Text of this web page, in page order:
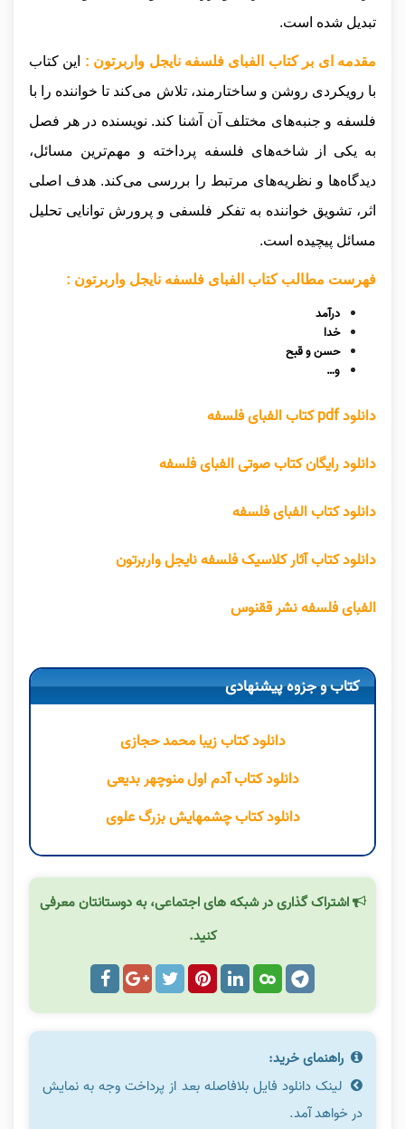
تبدیل شده است.
مقدمه ای بر کتاب الفبای فلسفه نایجل واربرتون : این کتاب
با رویکردی روشن و ساختارمند، تلاش می‌کند تا خواننده را با
فلسفه و جنبه‌های مختلف آن آشنا کند. نویسنده در هر فصل
به یکی از شاخه‌های فلسفه پرداخته و مهم‌ترین مسائل،
دیدگاه‌ها و نظریه‌های مرتبط را بررسی می‌کند. هدف اصلی
اثر، تشویق خواننده به تفکر فلسفی و پرورش توانایی تحلیل
مسائل پیچیده است.
فهرست مطالب کتاب الفبای فلسفه نایجل واربرتون :
درآمد
خدا
حسن و قبح
و…
دانلود pdf کتاب الفبای فلسفه
دانلود رایگان کتاب صوتی الفبای فلسفه
دانلود کتاب الفبای فلسفه
دانلود کتاب آثار کلاسیک فلسفه نایجل واربرتون
الفبای فلسفه نشر ققنوس
کتاب و جزوه پیشنهادی
دانلود کتاب زیبا محمد حجازی
دانلود کتاب آدم اول منوچهر بدیعی
دانلود کتاب چشمهایش بزرگ علوی
اشتراک گذاری در شبکه های اجتماعی، به دوستانتان معرفی
کنید.
راهنمای خرید:
لینک دانلود فایل بلافاصله بعد از پرداخت وجه به نمایش
در خواهد آمد.